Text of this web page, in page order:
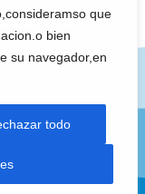
que
bien
su navegador,en
todo
Policy
& RSC